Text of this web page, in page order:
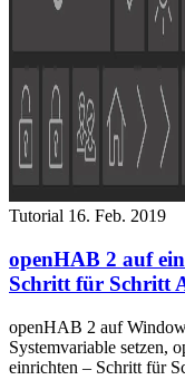
Tutorial 16. Feb. 2019
openHAB 2 auf
Schritt für Schritt
openHAB 2 auf
Systemvariable setzen,
einrichten – Schritt für